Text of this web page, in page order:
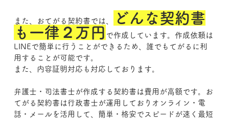
また、おてがる契約書では、
どんな契約書
も一律２万円 で作成しています。作成依頼は
LINEで簡単に行うことができるため、誰でもてがるに利
用することが可能です。
また、内容証明対応も対応しております。
弁護士・司法書士が作成する契約書は費用が高額です。お
てがる契約書は行政書士が運用しておりオンライン・電
話・メールを活用して、簡単・格安でスピードが速く最短